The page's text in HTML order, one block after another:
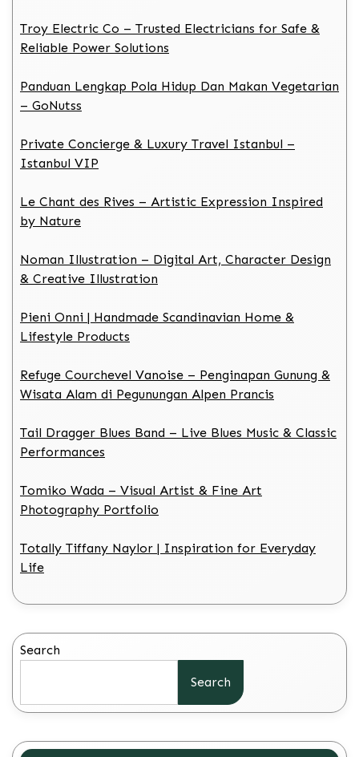
Troy Electric Co – Trusted Electricians for Safe &
Reliable Power Solutions
Panduan Lengkap Pola Hidup Dan Makan Vegetarian
– GoNutss
Private Concierge & Luxury Travel Istanbul –
Istanbul VIP
Le Chant des Rives – Artistic Expression Inspired
by Nature
Noman Illustration – Digital Art, Character Design
& Creative Illustration
Pieni Onni | Handmade Scandinavian Home &
Lifestyle Products
Refuge Courchevel Vanoise – Penginapan Gunung &
Wisata Alam di Pegunungan Alpen Prancis
Tail Dragger Blues Band – Live Blues Music & Classic
Performances
Tomiko Wada – Visual Artist & Fine Art
Photography Portfolio
Totally Tiffany Naylor | Inspiration for Everyday
Life
Search
Search